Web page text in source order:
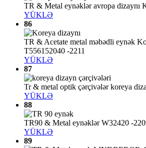
TR & Metal eynəklər avropa dizaynı
YÜKLƏ
86
TR & Acetate metal məbədli eynək
T556152040 -2211
YÜKLƏ
87
Tr & metal optik çərçivələr koreya
YÜKLƏ
88
TR90 & Metal eynəklər W32420 -
YÜKLƏ
89